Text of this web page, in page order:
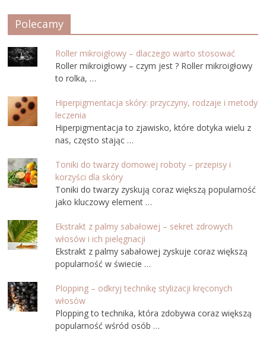
Polecamy
Roller mikroigłowy – dlaczego warto stosować
Roller mikroigłowy – czym jest ? Roller mikroigłowy
to rolka, …
Hiperpigmentacja skóry: przyczyny, rodzaje i metody
leczenia
Hiperpigmentacja to zjawisko, które dotyka wielu z
nas, często stając …
Toniki do twarzy domowej roboty – przepisy i
korzyści dla skóry
Toniki do twarzy zyskują coraz większą popularność
jako kluczowy element …
Ekstrakt z palmy sabałowej – sekret zdrowych
włosów i ich pielęgnacji
Ekstrakt z palmy sabałowej zyskuje coraz większą
popularność w świecie …
Plopping – odkryj technikę stylizacji kręconych
włosów
Plopping to technika, która zdobywa coraz większą
popularność wśród osób …